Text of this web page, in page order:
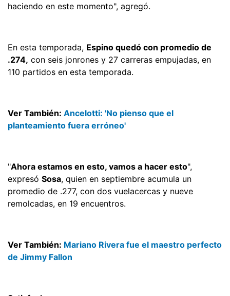
haciendo en este momento", agregó.
En esta temporada, Espino quedó con promedio de
.274, con seis jonrones y 27 carreras empujadas, en
110 partidos en esta temporada.
Ver También: Ancelotti: 'No pienso que el
planteamiento fuera erróneo'
"Ahora estamos en esto, vamos a hacer esto",
expresó Sosa, quien en septiembre acumula un
promedio de .277, con dos vuelacercas y nueve
remolcadas, en 19 encuentros.
Ver También: Mariano Rivera fue el maestro perfecto
de Jimmy Fallon